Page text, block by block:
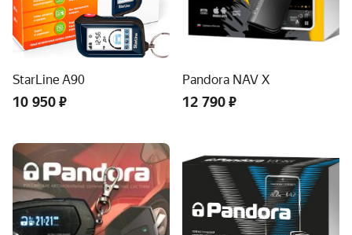
StarLine A90
10 950 ₽
Pandora NAV X
12 790 ₽